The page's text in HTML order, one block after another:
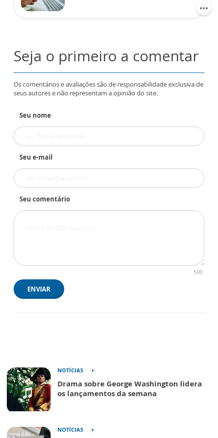
Seja o primeiro a comentar
Os comentários e avaliações são de responsabilidade exclusiva de
seus autores e não representam a opinião do site.
Seu nome
Seu e-mail
Seu comentário
500
ENVIAR
NOTÍCIAS
Drama sobre George Washington lidera
os lançamentos da semana
NOTÍCIAS